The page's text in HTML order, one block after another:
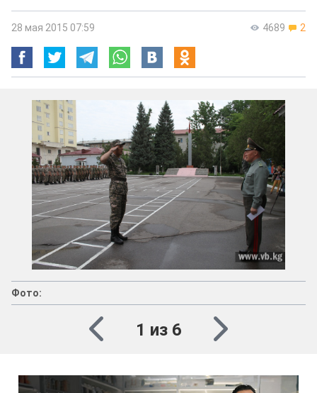
4689 2
28 мая 2015 07:59
Фото:
1 из 6